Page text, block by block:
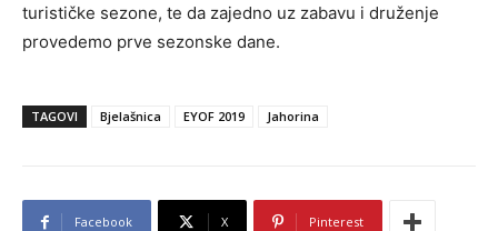
turističke sezone, te da zajedno uz zabavu i druženje
provedemo prve sezonske dane.
TAGOVI Bjelašnica EYOF 2019 Jahorina
Facebook X Pinterest